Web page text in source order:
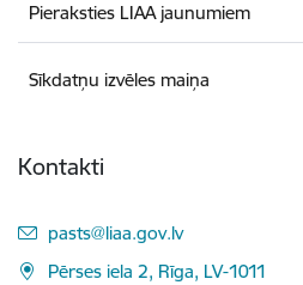
Pieraksties LIAA jaunumiem
Sīkdatņu izvēles maiņa
Kontakti
E-pasts:
pasts@liaa.gov.lv
Pērses iela 2, Rīga, LV-1011